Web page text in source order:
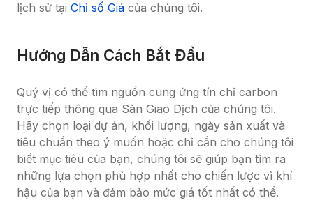
lịch sử tại Chỉ số Giá của chúng tôi.
Hướng Dẫn Cách Bắt Đầu
Quý vị có thể tìm nguồn cung ứng tín chỉ carbon
trực tiếp thông qua Sàn Giao Dịch của chúng tôi.
Hãy chọn loại dự án, khối lượng, ngày sản xuất và
tiêu chuẩn theo ý muốn hoặc chỉ cần cho chúng tôi
biết mục tiêu của bạn, chúng tôi sẽ giúp bạn tìm ra
những lựa chọn phù hợp nhất cho chiến lược vì khí
hậu của bạn và đảm bảo mức giá tốt nhất có thể.